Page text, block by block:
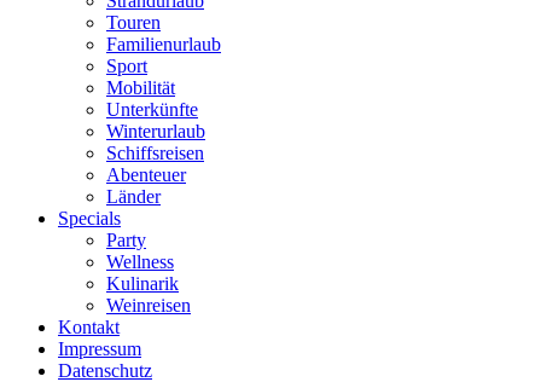
Touren
Familienurlaub
Sport
Mobilität
Unterkünfte
Winterurlaub
Schiffsreisen
Abenteuer
Länder
Specials
Party
Wellness
Kulinarik
Weinreisen
Kontakt
Impressum
Datenschutz